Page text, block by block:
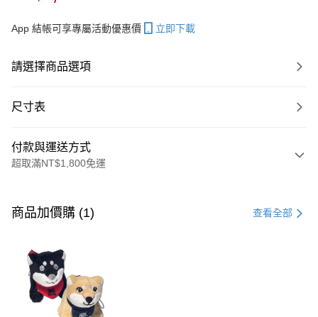
App 結帳可享專屬活動優惠價 立即下載
請選擇商品選項
尺寸表
付款與運送方式
超取滿NT$1,800免運
信用卡一次付款
LINE Pay
AFTEE先享後付
商品加價購 (1) 查看全部